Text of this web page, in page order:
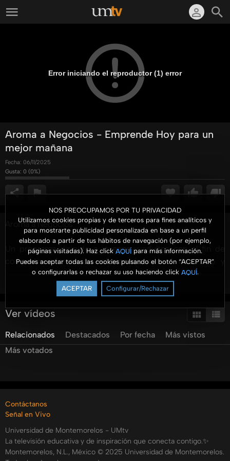
NOS PREOCUPAMOS POR TU PRIVACIDAD
Utilizamos cookies propias y de terceros para fines analíticos y
para mostrarte publicidad personalizada en base a un perfil
elaborado a partir de tus hábitos de navegación (por ejemplo,
páginas visitadas). Haz click AQUÍ para más información.
Puedes aceptar todas las cookies pulsando el botón “ACEPTAR”
o configurarlas o rechazar su uso haciendo click AQUÍ.
ACEPTAR Configurar/Rechazar
Error iniciando el reproductor (1) error
Aroma a Negocios - Emprende Hoy para un
mejor mañana
Fecha: 06/11/2025
Gusta: 0 (0%)
Aroma a Negocios
Un programa dirigido a jóvenes y adultos con el fin de
compartir información relacionada con el desarrollo y
gestión de los negocios. Se presenta información
profesional con un enfoque práctico y para ser aterrizado
en las organizaciones.
@unimontemorelos @pulsoum @umradioo
Categorías:
Ver más
Ver vídeos
Relacionados Destacados Por fecha
Más vistos
Más votados
Contáctanos
Señal en Vivo
Universidad de Montemorelos - UMtv
La televisión educativa y de inspiración que conecta contigo.✨
Montemorelos, N.L., México © 2025 Universidad de Montemorelos.